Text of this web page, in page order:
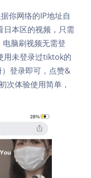
你网络的IP地址自
日本区的视频，只需
脑刷视频无需登
用未登录过tiktok的
登录即可，点赞&
次体验使用简单，